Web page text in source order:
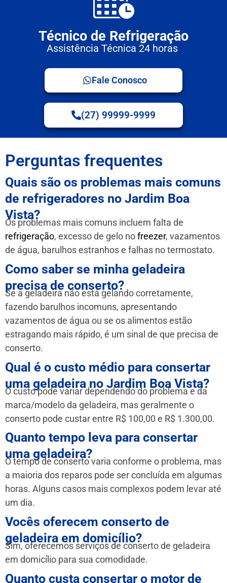
Técnico de Refrigeração
Assistência Técnica 24 horas
Fale Conosco
(27) 99999-9999
Perguntas frequentes
Quais são os problemas mais comuns
de refrigeradores no Jardim Boa
Vista?
Os problemas mais comuns incluem falta de
refrigeração, excesso de gelo nofreezer, vazamentos
de água, barulhos estranhos e falhas no termostato.
Como saber se minha geladeira
precisa de conserto?
Se a geladeira não está gelando corretamente,
fazendo barulhos incomuns, apresentando
vazamentos de água ou se os alimentos estão
estragando mais rápido, é um sinal de que precisa de
conserto.
Qual é o custo médio para consertar
uma geladeira no Jardim Boa Vista?
O custo pode variar dependendo do problema e da
marca/modelo da geladeira, mas geralmente o
conserto pode custar entre R$ 100,00 e R$ 1.300,00.
Quanto tempo leva para consertar
uma geladeira?
O tempo de conserto varia conforme o problema, mas
a maioria dos reparos pode ser concluída em algumas
horas. Alguns casos mais complexos podem levar até
um dia.
Vocês oferecem conserto de
geladeira em domicílio?
Sim, oferecemos serviços de conserto de geladeira
em domicílio para sua comodidade.
Quanto custa consertar o motor de